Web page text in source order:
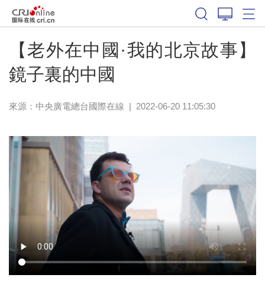
【老外在中國·我的北京故事】
鏡子裏的中國
來源：中央廣電總台國際在線 | 2022-06-20 11:05:30